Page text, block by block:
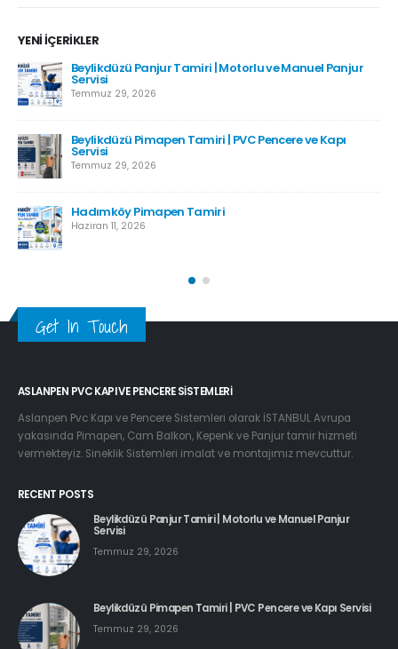
YENI İÇERIKLER
Beylikdüzü Panjur Tamiri | Motorlu ve Manuel Panjur
Servisi
Temmuz 29, 2026
Beylikdüzü Pimapen Tamiri | PVC Pencere ve Kapı
Servisi
Temmuz 29, 2026
Hadımköy Pimapen Tamiri
Haziran 11, 2026
Get In Touch
ASLANPEN PVC KAPI VE PENCERE SISTEMLERI
Aslanpen Pvc Kapı ve Pencere Sistemleri olarak İSTANBUL Avrupa
yakasında Pimapen, Cam Balkon, Kepenk ve Panjur tamir hizmeti
vermekteyiz. Sineklik Sistemleri imalat ve montajımız mevcuttur.
RECENT POSTS
Beylikdüzü Panjur Tamiri | Motorlu ve Manuel Panjur
Servisi
Temmuz 29, 2026
Beylikdüzü Pimapen Tamiri | PVC Pencere ve Kapı Servisi
Temmuz 29, 2026